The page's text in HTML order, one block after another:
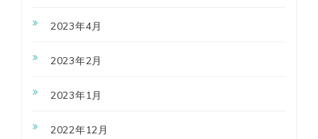
2023年4月
2023年2月
2023年1月
2022年12月